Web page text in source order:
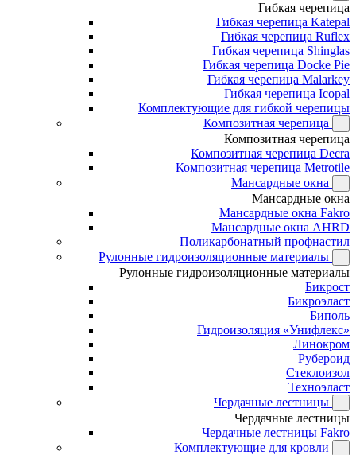
Гибкая черепица
Гибкая черепица Katepal
Гибкая черепица Ruflex
Гибкая черепица Shinglas
Гибкая черепица Docke Pie
Гибкая черепица Malarkey
Гибкая черепица Icopal
Комплектующие для гибкой черепицы
Композитная черепица
Композитная черепица
Композитная черепица Decra
Композитная черепица Metrotile
Мансардные окна
Мансардные окна
Мансардные окна Fakro
Мансардные окна AHRD
Поликарбонатный профнастил
Рулонные гидроизоляционные материалы
Рулонные гидроизоляционные материалы
Бикрост
Бикроэласт
Биполь
Гидроизоляция «Унифлекс»
Линокром
Рубероид
Стеклоизол
Техноэласт
Чердачные лестницы
Чердачные лестницы
Чердачные лестницы Fakro
Комплектующие для кровли